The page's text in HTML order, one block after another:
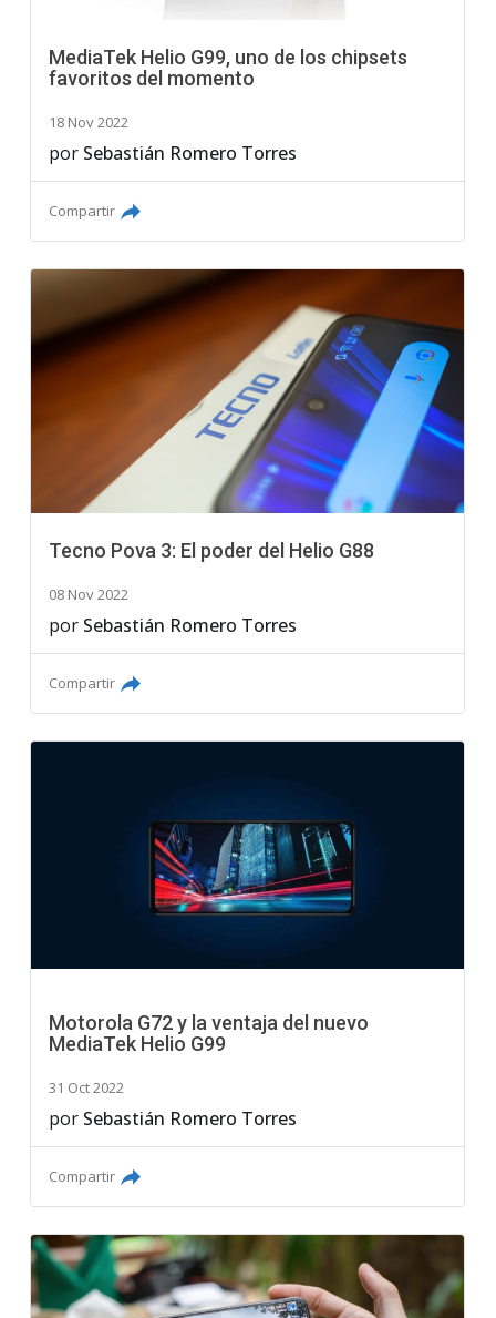
MediaTek Helio G99, uno de los chipsets
favoritos del momento
18 Nov 2022
por Sebastián Romero Torres
Compartir
Tecno Pova 3: El poder del Helio G88
08 Nov 2022
por Sebastián Romero Torres
Compartir
Motorola G72 y la ventaja del nuevo
MediaTek Helio G99
31 Oct 2022
por Sebastián Romero Torres
Compartir